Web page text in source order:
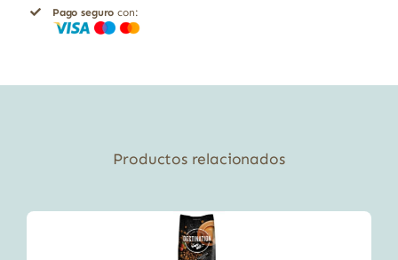
gr
Pago seguro con:
Productos relacionados